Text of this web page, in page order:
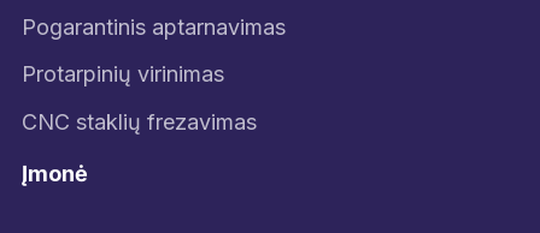
Pogarantinis aptarnavimas
Protarpinių virinimas
CNC staklių frezavimas
Įmonė